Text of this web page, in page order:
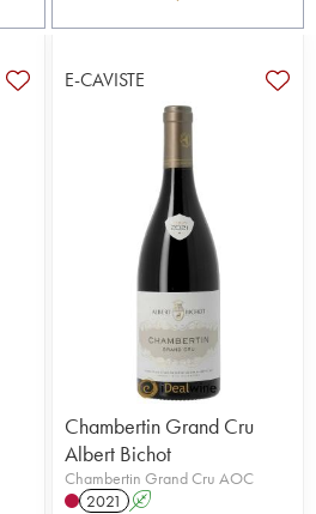
E-CAVISTE
Chambertin Grand Cru
Albert Bichot
Chambertin Grand Cru AOC
2021 A